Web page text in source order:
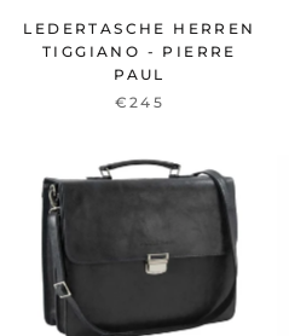
LEDERTASCHE HERREN
TIGGIANO - PIERRE
PAUL
€245